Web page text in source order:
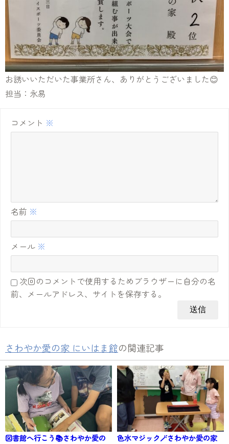
お誘いいただいた事業所さん、ありがとうございました😊
担当：永易
コメント ※
名前 ※
メール ※
次回のコメントで使用するためブラウザーに自分の名
前、メールアドレス、サイトを保存する。
さわやか愛の家 にいはま館の関連記事
図書館へ行こう📚さわやか愛の 色水マジック🪄さわやか愛の家